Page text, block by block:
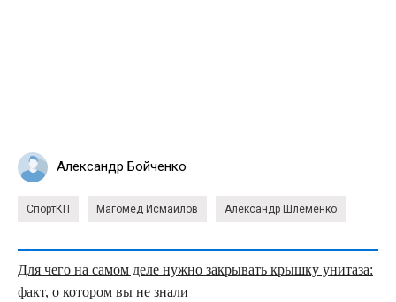
Александр Бойченко
СпортКП Магомед Исмаилов Александр Шлеменко
Для чего на самом деле нужно закрывать крышку унитаза:
факт, о котором вы не знали